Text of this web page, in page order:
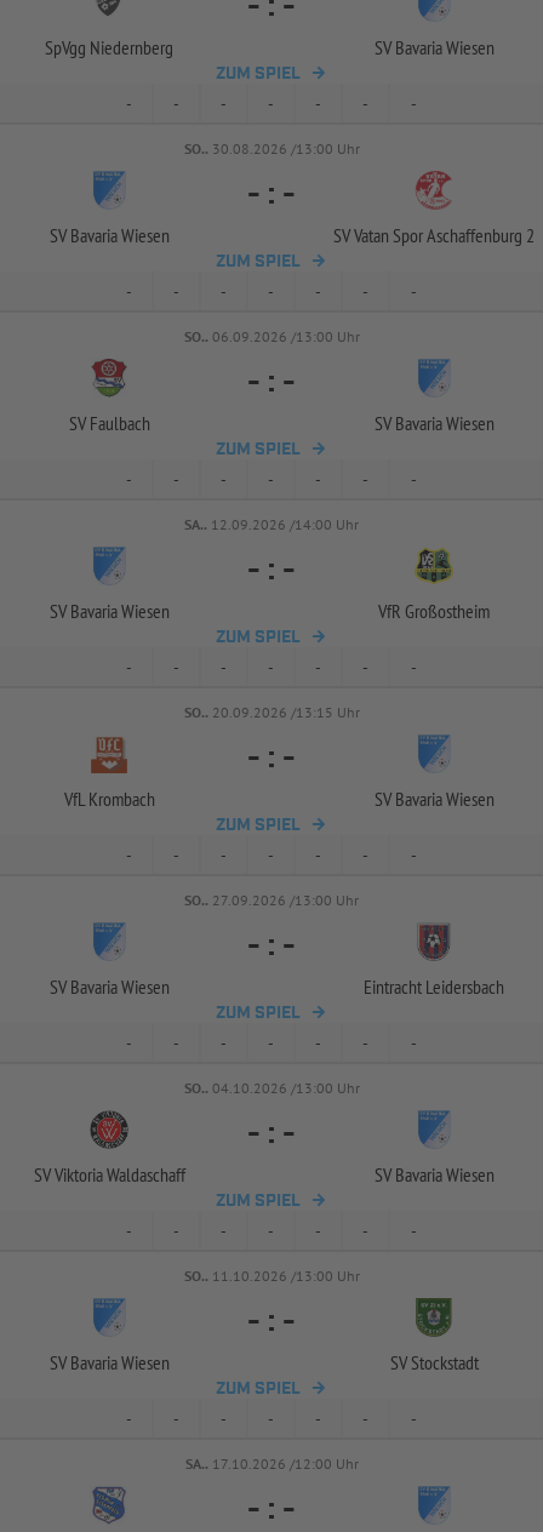
SpVgg Niedernberg SV Bavaria Wiesen
ZUM SPIEL
- - - - - - -
SO.. 30.08.2026 /13:00 Uhr
SV Bavaria Wiesen
- : -
SV Vatan Spor Aschaffenburg 2
ZUM SPIEL
- - - - - - -
SO.. 06.09.2026 /13:00 Uhr
SV Faulbach
- : -
SV Bavaria Wiesen
ZUM SPIEL
- - - - - - -
SA.. 12.09.2026 /14:00 Uhr
SV Bavaria Wiesen
- : -
VfR Großostheim
ZUM SPIEL
- - - - - - -
SO.. 20.09.2026 /13:15 Uhr
VfL Krombach
- : -
SV Bavaria Wiesen
ZUM SPIEL
- - - - - - -
SO.. 27.09.2026 /13:00 Uhr
SV Bavaria Wiesen
- : -
Eintracht Leidersbach
ZUM SPIEL
- - - - - - -
SO.. 04.10.2026 /13:00 Uhr
SV Viktoria Waldaschaff
- : -
SV Bavaria Wiesen
ZUM SPIEL
- - - - - - -
SO.. 11.10.2026 /13:00 Uhr
SV Bavaria Wiesen
- : -
SV Stockstadt
ZUM SPIEL
- - - - - - -
SA.. 17.10.2026 /12:00 Uhr
- : -